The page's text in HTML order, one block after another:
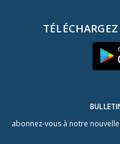
abonnez-vous à notre